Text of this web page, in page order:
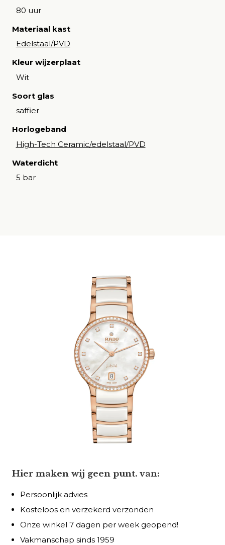
80 uur
Materiaal kast
Edelstaal/PVD
Kleur wijzerplaat
Wit
Soort glas
saffier
Horlogeband
High-Tech Ceramic/edelstaal/PVD
Waterdicht
5 bar
Hier maken wij geen punt. van:
Persoonlijk advies
Kosteloos en verzekerd verzonden
Onze winkel 7 dagen per week geopend!
Vakmanschap sinds 1959